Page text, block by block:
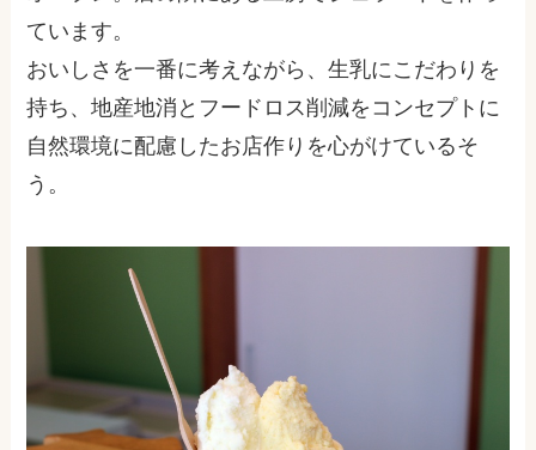
ています。
おいしさを一番に考えながら、生乳にこだわりを
持ち、地産地消とフードロス削減をコンセプトに
自然環境に配慮したお店作りを心がけているそ
う。